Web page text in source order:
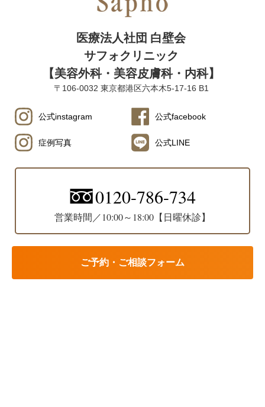
医療法人社団 白壁会
サフォクリニック
【美容外科・美容皮膚科・内科】
〒106-0032 東京都港区六本木5-17-16 B1
公式instagram 公式facebook
症例写真 公式LINE
0120-786-734
営業時間／10:00～18:00【日曜休診】
ご予約・ご相談フォーム